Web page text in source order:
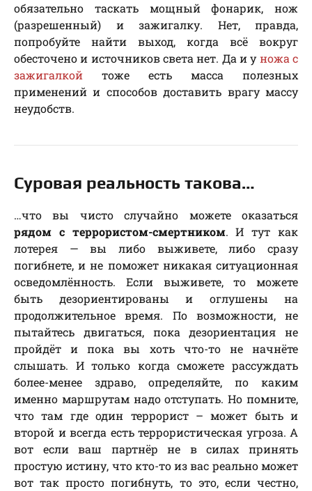
обязательно таскать мощный фонарик, нож
(разрешенный) и зажигалку. Нет, правда,
попробуйте найти выход, когда всё вокруг
обесточено и источников света нет. Да и у ножа с
зажигалкой тоже есть масса полезных
применений и способов доставить врагу массу
неудобств.
Суровая реальность такова…
…что вы чисто случайно можете оказаться
рядом с террористом-смертником. И тут как
лотерея — вы либо выживете, либо сразу
погибнете, и не поможет никакая ситуационная
осведомлённость. Если выживете, то можете
быть дезориентированы и оглушены на
продолжительное время. По возможности, не
пытайтесь двигаться, пока дезориентация не
пройдёт и пока вы хоть что-то не начнёте
слышать. И только когда сможете рассуждать
более-менее здраво, определяйте, по каким
именно маршрутам надо отступать. Но помните,
что там где один террорист – может быть и
второй и всегда есть террористическая угроза. А
вот если ваш партнёр не в силах принять
простую истину, что кто-то из вас реально может
вот так просто погибнуть, то это, если честно,